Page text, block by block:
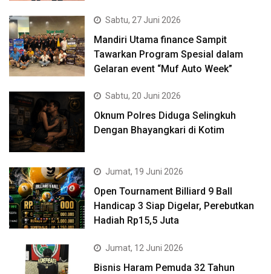
Sabtu, 27 Juni 2026
Mandiri Utama finance Sampit
Tawarkan Program Spesial dalam
Gelaran event “Muf Auto Week”
Sabtu, 20 Juni 2026
Oknum Polres Diduga Selingkuh
Dengan Bhayangkari di Kotim
Jumat, 19 Juni 2026
Open Tournament Billiard 9 Ball
Handicap 3 Siap Digelar, Perebutkan
Hadiah Rp15,5 Juta
Jumat, 12 Juni 2026
Bisnis Haram Pemuda 32 Tahun